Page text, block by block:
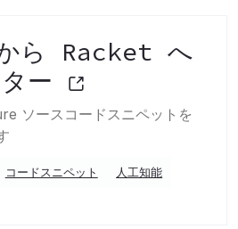
ら Racket へ
ー
ソースコードスニペットを
コードスニペット
人工知能